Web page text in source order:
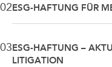
02 ESG-HAFTUNG FÜR
03 ESG-HAFTUNG –
LITIGATION